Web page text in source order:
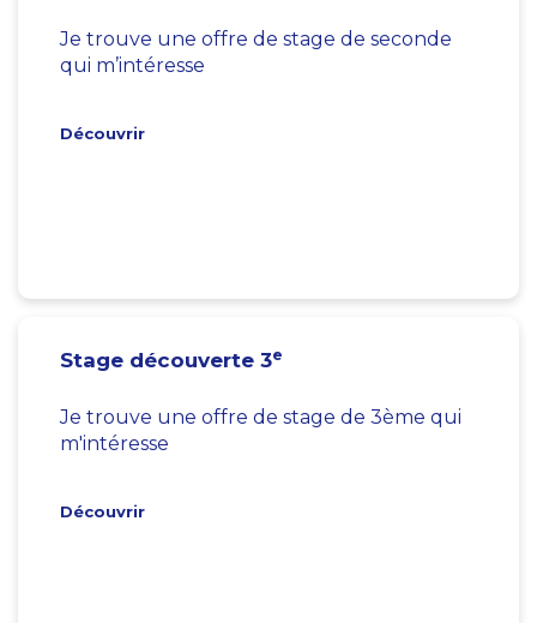
Je trouve une offre de stage de seconde
qui m’intéresse
Découvrir
Stage découverte 3e
Je trouve une offre de stage de 3ème qui
m'intéresse
Découvrir